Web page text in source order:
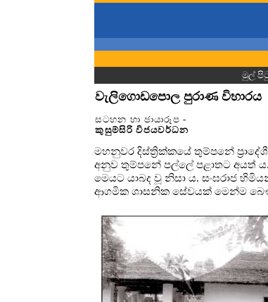
මුල්
වැලිගොඩපොල පුරාණ විහාරය
සටහන හා ඡායාරූප -
කුසුම්සිරි විජයවර්ධන
මහනුවර දිස්ත්‍රික්කයේ තුම්පනේ
අනුව තුම්පනේ පල්ලේ පළාතට අයත්
මෙයට යාබද වූ නිසා ය. සංඝරාජ
ආගමික ශාසනික සේවයක් මෙන්ම